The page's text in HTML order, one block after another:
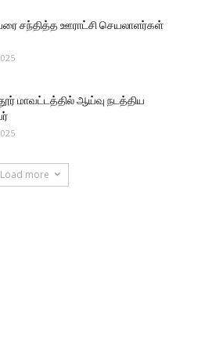
சந்தித்த ஊராட்சி செயலாளர்கள்
மாவட்டத்தில் ஆய்வு நடத்திய
Load more